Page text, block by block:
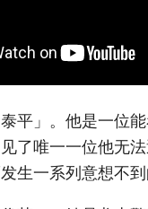
平」。他是一位
了唯一一位他无
生一系列意想不到